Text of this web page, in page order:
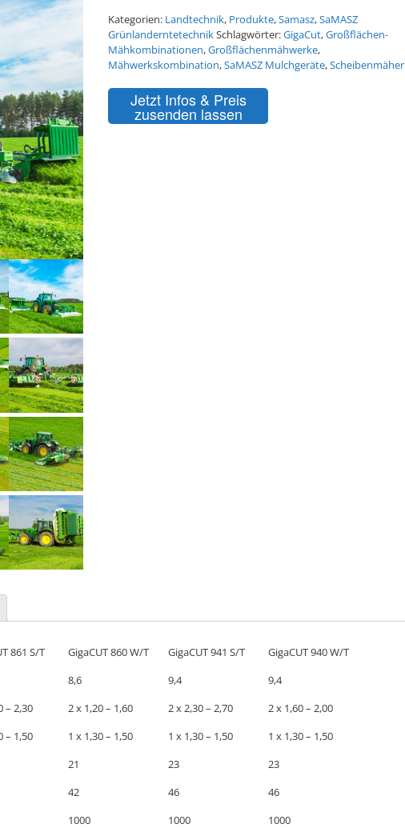
Kategorien: Landtechnik, Produkte,Samasz,SaMASZ
GrünlanderntetechnikSchlagwörter:GigaCut,Großflächen-
Mähkombinationen,Großflächenmähwerke,
Mähwerkskombination,SaMASZ Mulchgeräte,Scheibenmäher
Jetzt Infos & Preis
zusenden lassen
861 S/T GigaCUT 860 W/T GigaCUT 941 S/T
GigaCUT 940 W/T
8,6 9,4
9,4
– 2,30 2 x 1,20 – 1,60 2 x 2,30 – 2,70
2 x 1,60 – 2,00
– 1,50
1 x 1,30 – 1,50 1 x 1,30 – 1,50
1 x 1,30 – 1,50
21 23
23
42 46
46
1000 1000
1000